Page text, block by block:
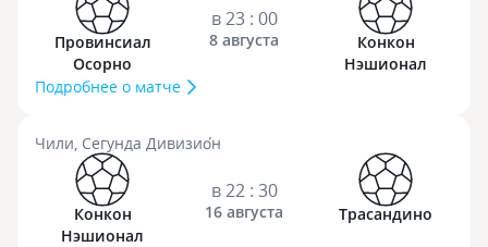
Провинсиал
Осорно
в 23 : 00
8 августа
Конкон
Нэшионал
Подробнее о матче
Чили, Сегунда Дивизио́н
Конкон
Нэшионал
в 22 : 30
16 августа Трасандино